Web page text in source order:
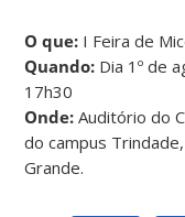
O que: I Feira de
Quando: Dia 1º de
17h30
Onde: Auditório do
do campus
Grande.